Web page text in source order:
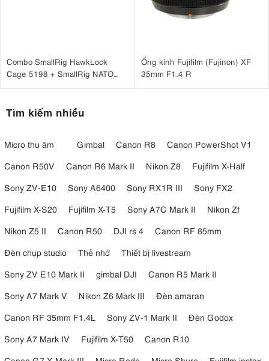
Combo SmallRig HawkLock
Cage 5198 + SmallRig NATO
Ống kính Fujifilm (Fujinon) XF
35mm F1.4 R
Tìm kiếm nhiều
Micro thu âm Gimbal Canon R8
Canon PowerShot V1
Canon R50V
Canon R6 Mark II Nikon Z8
Fujifilm X-Half
Sony ZV-E10
Sony A6400 Sony RX1R III
Sony FX2
Fujifilm X-S20
Fujifilm X-T5 Sony A7C Mark II
Nikon Zf
Nikon Z5 II
Canon R50 DJI rs 4
Canon RF 85mm
Đèn chụp studio
Thẻ nhớ
Thiết bị livestream
Sony ZV E10 Mark II
gimbal DJI
Canon R5 Mark II
Sony A7 Mark V
Nikon Z6 Mark III
Đèn amaran
Canon RF 35mm F1.4L
Sony ZV-1 Mark II
Đèn Godox
Sony A7 Mark IV
Fujifilm X-T50
Canon R10